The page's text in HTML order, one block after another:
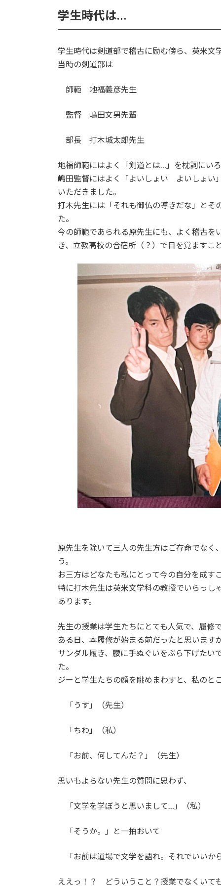
学生時代は…
学生時代は剣道部で稽古に励む傍ら、英米
当時の剣道部は
師範 地福義彦先生
監督 嶋田文男先輩
部長 打木城太郎先生
地福師範にはよく「剣道とは…」を枕詞にい
嶋田監督にはよく「よいしょい よいしょい
いただきました。
打木先生には「それも御仏の導きだな」とそ
た。
今の師範であられる原先生にも、よく稽古を
き、立教高校の合宿所（？）で目を覚ます
原先生を除いて三人の先生方はご存命でなく
う。
お三方はどなたも私にとって今の自分を成す
特に打木先生は英米文学科の教授でいらっし
あります。
先生の授業は学生たちにとても人気で、履修
ある日、本履修が始まる前だったと思います
サンダル履き、腰に手ぬぐいをぶら下げたい
た。
ジーと学生たちの顔を眺めまわすと、
「うす」（先生）
「ちわ」（私）
「お前、何してんだ？」（先生）
思いもよらない先生の質問に思わず、
「文学を学ぼうと思いまして…」（私）
「そうか。」と一拍おいて
「お前は道場で文学を語れ。それでいい
ええっ！？ どういうこと？授業でなくいて